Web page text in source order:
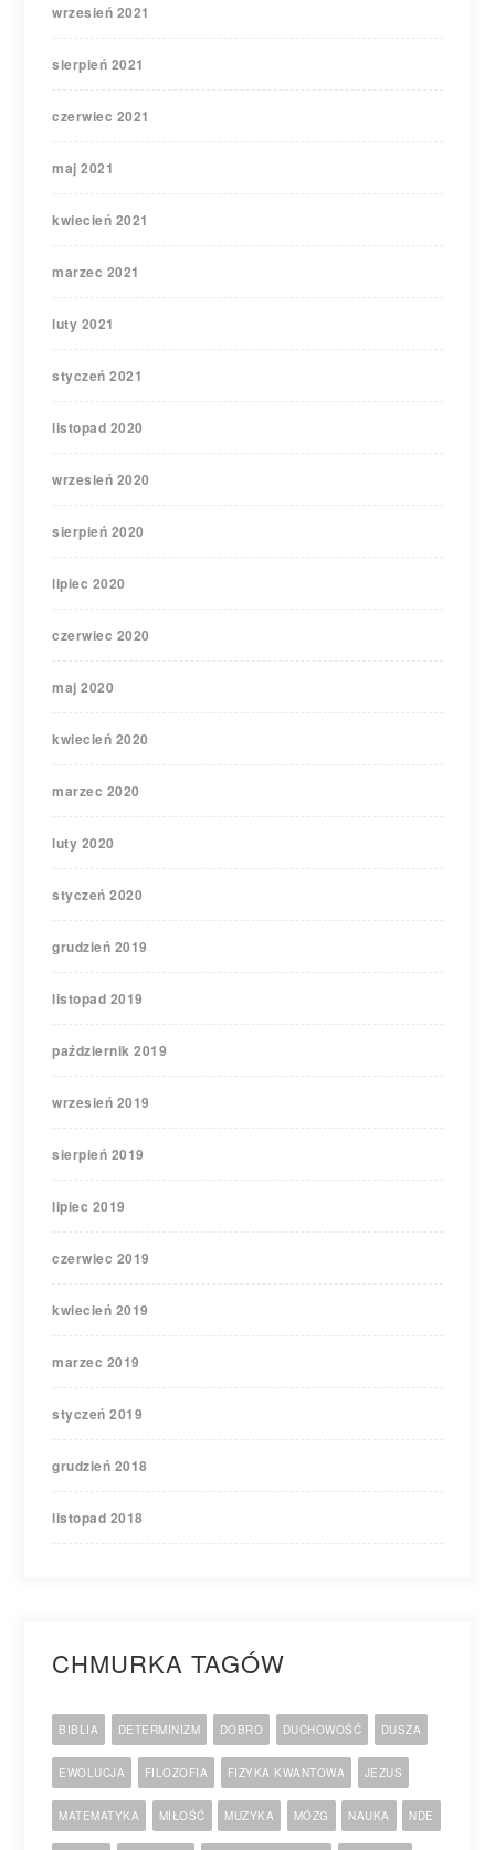
wrzesień 2021
sierpień 2021
czerwiec 2021
maj 2021
kwiecień 2021
marzec 2021
luty 2021
styczeń 2021
listopad 2020
wrzesień 2020
sierpień 2020
lipiec 2020
czerwiec 2020
maj 2020
kwiecień 2020
marzec 2020
luty 2020
styczeń 2020
grudzień 2019
listopad 2019
październik 2019
wrzesień 2019
sierpień 2019
lipiec 2019
czerwiec 2019
kwiecień 2019
marzec 2019
styczeń 2019
grudzień 2018
listopad 2018
CHMURKA TAGÓW
BIBLIA DETERMINIZM DOBRO DUCHOWOŚĆ DUSZA
EWOLUCJA FILOZOFIA FIZYKA KWANTOWA JEZUS
MATEMATYKA MIŁOŚĆ MUZYKA MÓZG NAUKA NDE